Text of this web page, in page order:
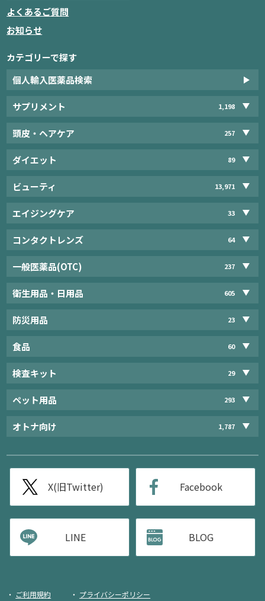
よくあるご質問
お知らせ
カテゴリーで探す
個人輸入医薬品検索
サプリメント 1,198
頭皮・ヘアケア 257
ダイエット 89
ビューティ 13,971
エイジングケア 33
コンタクトレンズ 64
一般医薬品(OTC) 237
衛生用品・日用品 605
防災用品 23
食品 60
検査キット 29
ペット用品 293
オトナ向け 1,787
X(旧Twitter) Facebook
LINE BLOG
ご利用規約 プライバシーポリシー